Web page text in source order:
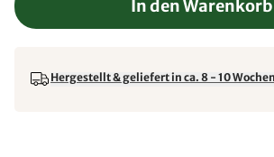
In den Warenkorb
Hergestellt & geliefert in ca. 8 - 10 Wochen